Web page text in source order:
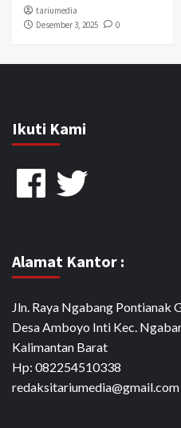
tariumedia
Desember 3, 2025
0
Ikuti Kami
FacebookTwitter
Alamat Kantor :
Jln. Raya Ngabang Pontianak
Desa Amboyo Inti Kec.
Kalimantan Barat
Hp: 082254510338
redaksitariumedia@gmail.com